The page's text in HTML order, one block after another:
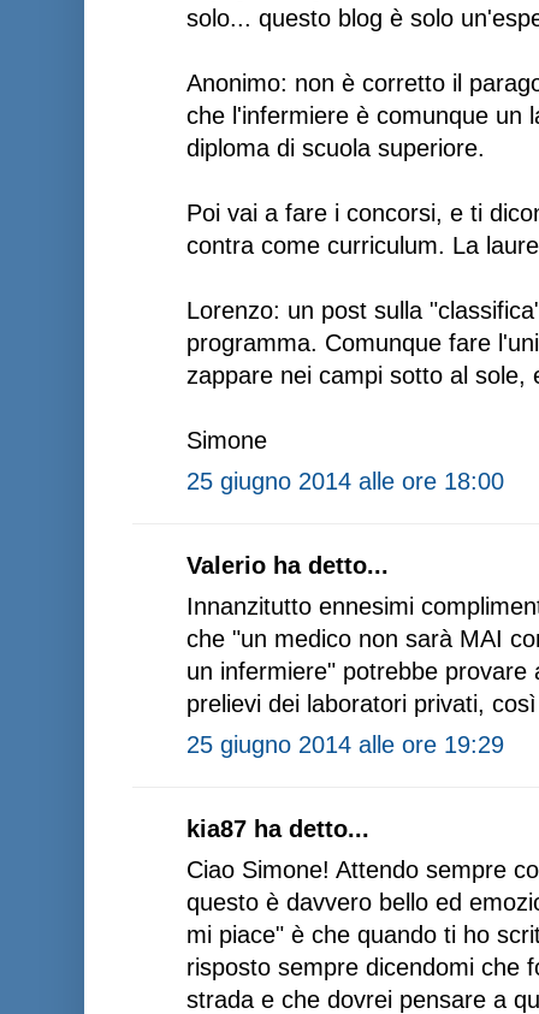
solo... questo blog è solo
Anonimo: non è corretto il
che l'infermiere è comunque un
diploma di scuola superiore.
Poi vai a fare i concorsi, e ti
contra come curriculum. La
Lorenzo: un post sulla
programma. Comunque fare
zappare nei campi sotto al sole,
Simone
25 giugno 2014 alle ore 18:00
Valerio ha detto...
Innanzitutto ennesimi
che "un medico non sarà MAI
un infermiere" potrebbe provare
prelievi dei laboratori privati,
25 giugno 2014 alle ore 19:29
kia87 ha detto...
Ciao Simone! Attendo sempre
questo è davvero bello ed
mi piace" è che quando ti ho
risposto sempre dicendomi che
strada e che dovrei pensare a